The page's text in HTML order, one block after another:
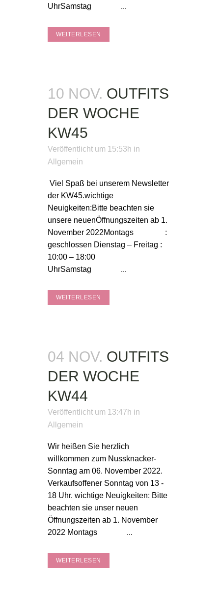
UhrSamstag ...
WEITERLESEN
10 NOV. OUTFITS
DER WOCHE
KW45
Veröffentlicht um 15:53h in
Allgemein
Viel Spaß bei unserem Newsletter
der KW45.wichtige
Neuigkeiten:Bitte beachten sie
unsere neuenÖffnungszeiten ab 1.
November 2022Montags :
geschlossen Dienstag – Freitag :
10:00 – 18:00
UhrSamstag ...
WEITERLESEN
04 NOV. OUTFITS
DER WOCHE
KW44
Veröffentlicht um 13:47h in
Allgemein
Wir heißen Sie herzlich
willkommen zum Nussknacker-
Sonntag am 06. November 2022.
Verkaufsoffener Sonntag von 13 -
18 Uhr. wichtige Neuigkeiten: Bitte
beachten sie unser neuen
Öffnungszeiten ab 1. November
2022 Montags ...
WEITERLESEN